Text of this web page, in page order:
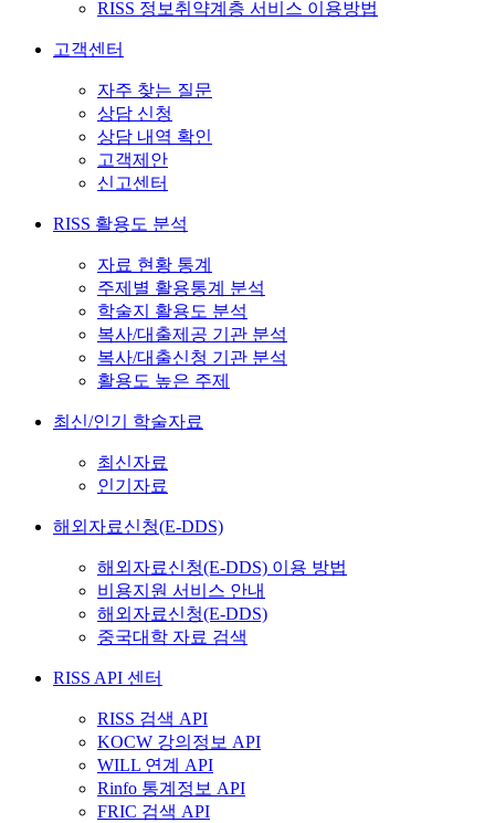
RISS 정보취약계층 서비스 이용방법
고객센터
자주 찾는 질문
상담 신청
상담 내역 확인
고객제안
신고센터
RISS 활용도 분석
자료 현황 통계
주제별 활용통계 분석
학술지 활용도 분석
복사/대출제공 기관 분석
복사/대출신청 기관 분석
활용도 높은 주제
최신/인기 학술자료
최신자료
인기자료
해외자료신청(E-DDS)
해외자료신청(E-DDS) 이용 방법
비용지원 서비스 안내
해외자료신청(E-DDS)
중국대학 자료 검색
RISS API 센터
RISS 검색 API
KOCW 강의정보 API
WILL 연계 API
Rinfo 통계정보 API
FRIC 검색 API